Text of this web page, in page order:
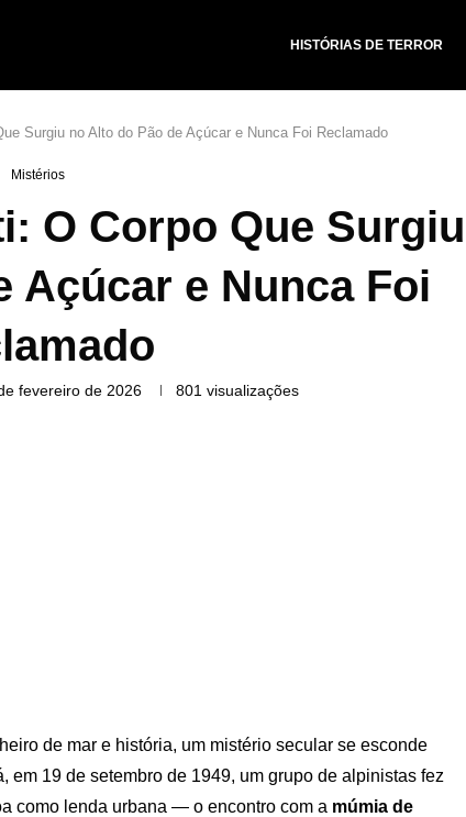
HISTÓRIAS DE TERROR
Surgiu no Alto do Pão de Açúcar e Nunca Foi Reclamado
Mistérios
O Corpo Que Surgiu
Açúcar e Nunca Foi
fevereiro de 2026 801 visualizações
de mar e história, um mistério secular se esconde
em 19 de setembro de 1949, um grupo de alpinistas fez
como lenda urbana — o encontro com a múmia de